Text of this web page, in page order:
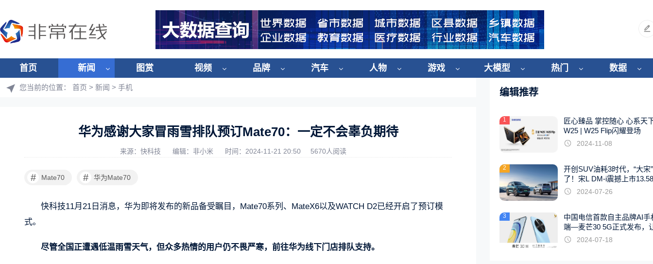
首页 新闻 图赏 视频 品牌 汽车 人物 游戏 大模型 热门 数据
您当前的位置： 首页 > 新闻 > 手机
华为感谢大家冒雨雪排队预订Mate70：一定不会辜负期待
来源：快科技 编辑：非小米 时间：2024-11-21 20:50 5670人阅读
# Mate70 # 华为Mate70
快科技11月21日消息，华为即将发布的新品备受瞩目，Mate70系列、MateX6以及WATCH D2已经开启了预订模
式。
尽管全国正遭遇低温雨雪天气，但众多热情的用户仍不畏严寒，前往华为线下门店排队支持。
编辑推荐
1
匠心臻品 掌控随心 心系天
W25 | W25 Flip闪耀登场
2024-11-08
2
开创SUV油耗3时代，“大宋
了！宋L DM-i震撼上市
起
2024-07-26
3
中国电信首款自主品牌AI手
端—麦芒30 5G正式发布，
触手可及2024-07-18